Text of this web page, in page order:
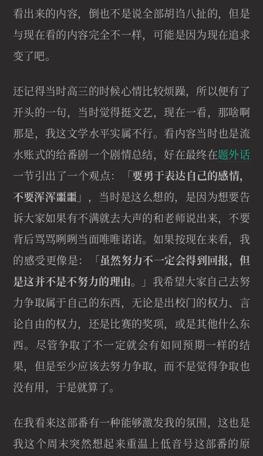
看出来的内容，倒也不是说全部胡诌八扯的，但是
与现在看的内容完全不一样，可能是因为现在追求
变了吧。
还记得当时高三的时候心情比较烦躁，所以便有了
开头的一句，当时觉得挺文艺，现在一看，那啥啊
那是，我这文学水平实属不行。看内容当时也是流
水账式的给番剧一个剧情总结，好在最终在题外话
一节引出了一个观点：「要勇于表达自己的感情，
不要浑浑噩噩 」，当时是这么想的，是因为想要告
诉大家如果有不满就去大声的和老师说出来，不要
背后骂骂咧咧当面唯唯诺诺。如果按现在来看，我
的感受更像是：「虽然努力不一定会得到回报，但
是这并不是不努力的理由。
」我希望大家自己去努
力争取属于自己的东西，无论是出校门的权力、言
论自由的权力，还是比赛的奖项，或是其他什么东
西。尽管争取了不一定就会有如同预期一样的结
果，但是至少应该去努力争取，而不是觉得争取也
没有用，于是就算了。
在我看来这部番有一种能够激发我的氛围，这也是
我这个周末突然想起来重温上低音号这部番的原